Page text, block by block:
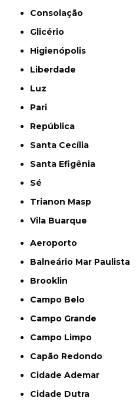
Consolação
Glicério
Higienópolis
Liberdade
Luz
Pari
República
Santa Cecília
Santa Efigênia
Sé
Trianon Masp
Vila Buarque
Aeroporto
Balneário Mar Paulista
Brooklin
Campo Belo
Campo Grande
Campo Limpo
Capão Redondo
Cidade Ademar
Cidade Dutra